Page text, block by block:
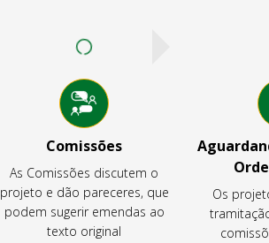
Comissões
As Comissões discutem o
projeto e dão pareceres, que
podem sugerir emendas ao
texto original
Os